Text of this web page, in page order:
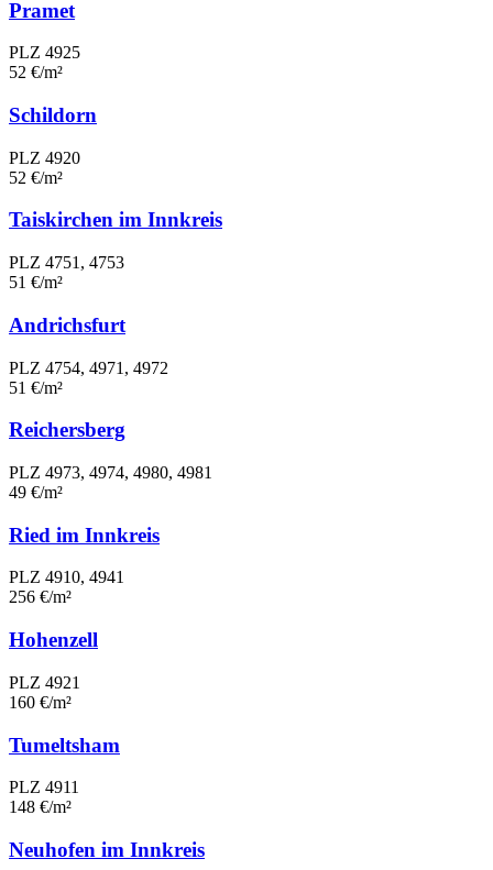
Pramet
PLZ 4925
52 €/m²
Schildorn
PLZ 4920
52 €/m²
Taiskirchen im Innkreis
PLZ 4751, 4753
51 €/m²
Andrichsfurt
PLZ 4754, 4971, 4972
51 €/m²
Reichersberg
PLZ 4973, 4974, 4980, 4981
49 €/m²
Ried im Innkreis
PLZ 4910, 4941
256 €/m²
Hohenzell
PLZ 4921
160 €/m²
Tumeltsham
PLZ 4911
148 €/m²
Neuhofen im Innkreis